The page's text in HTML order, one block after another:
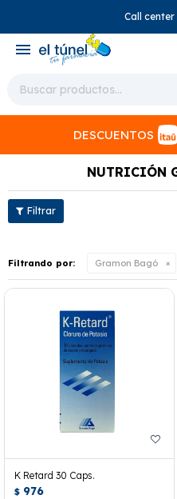
Call center
menu
DESCUENTOS
NUTRICIÓN
Filtrando por: Gramon Bagó
K Retard 30 Caps.
$ 976
close